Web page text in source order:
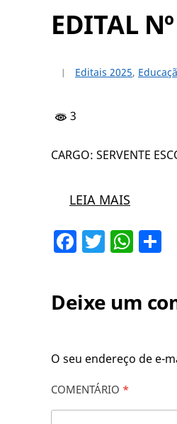
EDITAL
Editais 2025,
3
CARGO: SERVENTE
LEIA MAIS
Facebook
Twitter
Deixe um
O seu endereço de e-
COMENTÁRIO *